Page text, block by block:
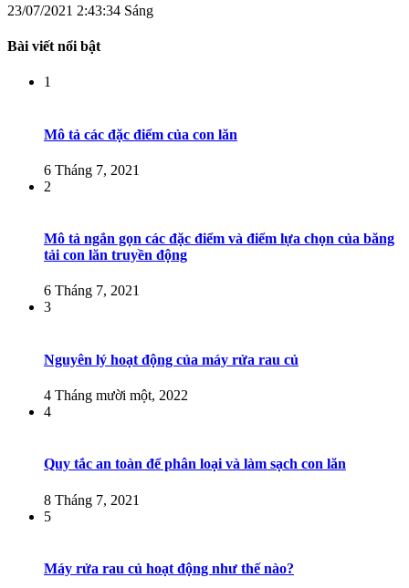
23/07/2021 2:43:34 Sáng
Bài viết nổi bật
1
Mô tả các đặc điểm của con lăn
6 Tháng 7, 2021
2
Mô tả ngắn gọn các đặc điểm và điểm lựa chọn của băng
tải con lăn truyền động
6 Tháng 7, 2021
3
Nguyên lý hoạt động của máy rửa rau củ
4 Tháng mười một, 2022
4
Quy tắc an toàn để phân loại và làm sạch con lăn
8 Tháng 7, 2021
5
Máy rửa rau củ hoạt động như thế nào?